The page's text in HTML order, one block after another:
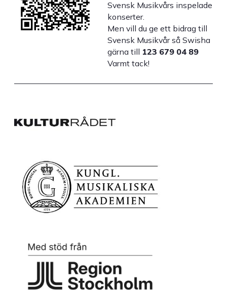
Svensk Musikvårs inspelade
konserter.
Men vill du ge ett bidrag till
Svensk Musikvår så Swisha
gärna till 123 679 04 89
Varmt tack!